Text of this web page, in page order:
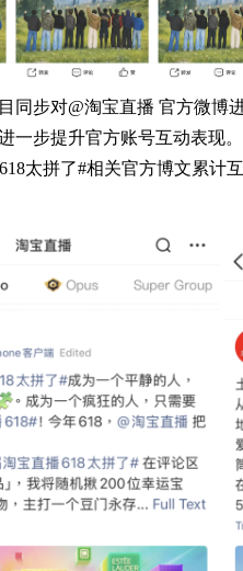
同步对@淘宝直播 官方微博
一步提升官方账号互动表现
太拼了#相关官方博文累计